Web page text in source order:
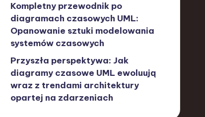
Kompletny przewodnik po
diagramach czasowych UML:
Opanowanie sztuki modelowania
systemów czasowych
Przyszła perspektywa: Jak
diagramy czasowe UML ewoluują
wraz z trendami architektury
opartej na zdarzeniach